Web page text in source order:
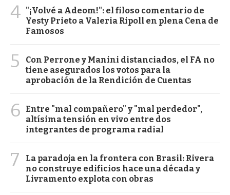
4 "¡Volvé a Adeom!": el filoso comentario de
Yesty Prieto a Valeria Ripoll en plena Cena de
Famosos
5
Con Perrone y Manini distanciados, el FA no
tiene asegurados los votos para la
aprobación de la Rendición de Cuentas
6
Entre "mal compañero" y "mal perdedor",
altísima tensión en vivo entre dos
integrantes de programa radial
7
La paradoja en la frontera con Brasil: Rivera
no construye edificios hace una década y
Livramento explota con obras